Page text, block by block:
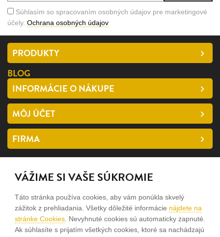
Súhlasím so spracovaním osobných údajov pre marketingové
účely. Ochrana osobných údajov
PRODUKTY
BLOG
INFORMÁCIE O NÁKUPE
MÔJ ÚČET
FIRMA
SLEDUJTE NÁS
facebook
instagram
VÁŽIME SI VAŠE SÚKROMIE
Táto stránka používa cookies, aby vám ponúkla skvelý
zážitok z prehliadania. Všetky dôležité informácie nájdete na
stránke Cookies . Nevyhnuté cookies sú automaticky zapnuté.
Ak súhlasíte s prijatím všetkých cookies, ktoré sa nachádzajú